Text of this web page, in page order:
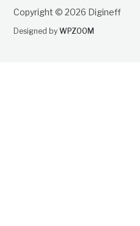
Copyright © 2026 Digineff
Designed byWPZOOM